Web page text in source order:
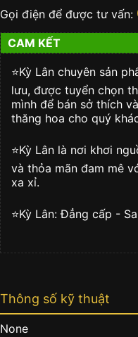
Gold
Plated
BallPoint
số
lượng
Gọi điện để được tư vấn:
CAM KẾT
⭐️Kỳ Lân chuyên sản
lưu, được tuyển chọn
mình để bán sở thích
thăng hoa cho quý
⭐️Kỳ Lân là nơi khơi
và thỏa mãn đam mê
xa xỉ.
⭐️Kỳ Lân: Đẳng cấp -
Thông số kỹ thuật
None